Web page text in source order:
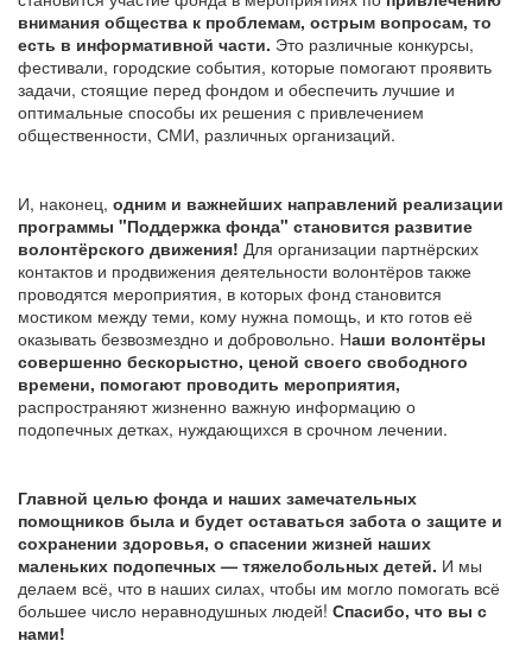
внимания общества к проблемам, острым вопросам, то
есть в информативной части. Это различные конкурсы,
фестивали, городские события, которые помогают проявить
задачи, стоящие перед фондом и обеспечить лучшие и
оптимальные способы их решения с привлечением
общественности, СМИ, различных организаций.
И, наконец, одним и важнейших направлений реализации
программы "Поддержка фонда" становится развитие
волонтёрского движения! Для организации партнёрских
контактов и продвижения деятельности волонтёров также
проводятся мероприятия, в которых фонд становится
мостиком между теми, кому нужна помощь, и кто готов её
оказывать безвозмездно и добровольно. Наши волонтёры
совершенно бескорыстно, ценой своего свободного
времени, помогают проводить мероприятия,
распространяют жизненно важную информацию о
подопечных детках, нуждающихся в срочном лечении.
Главной целью фонда и наших замечательных
помощников была и будет оставаться забота о защите и
сохранении здоровья, о спасении жизней наших
маленьких подопечных — тяжелобольных детей. И мы
делаем всё, что в наших силах, чтобы им могло помогать всё
большее число неравнодушных людей! Спасибо, что вы с
нами!